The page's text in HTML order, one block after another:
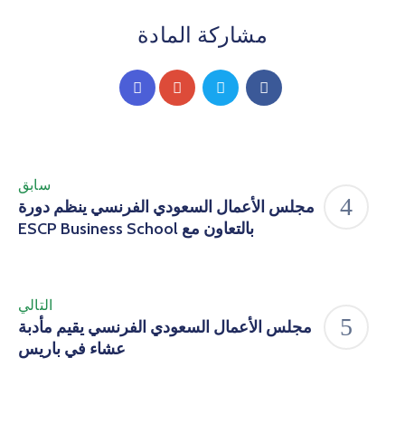
مشاركة المادة
سابق
مجلس الأعمال السعودي الفرنسي ينظم دورة
بالتعاون مع ESCP Business School
التالي
مجلس الأعمال السعودي الفرنسي يقيم مأدبة
عشاء في باريس